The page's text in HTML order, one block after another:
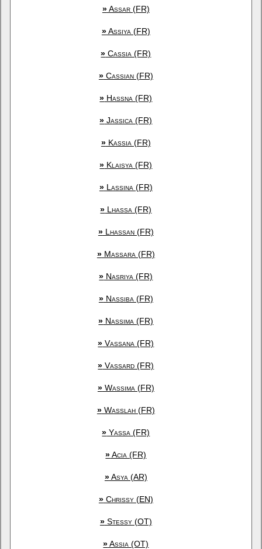
»Assar (FR)
»Assiya (FR)
» Cassia (FR)
»Cassian (FR)
» Hassna (FR)
» Jassica (FR)
»Kassia (FR)
» Klaisya (FR)
»Lassina (FR)
» Lhassa (FR)
»Lhassan (FR)
»Massara (FR)
» Nasriya (FR)
»Nassiba (FR)
» Nassima (FR)
» Vassana (FR)
» Vassard (FR)
»Wassima (FR)
»Wasslah (FR)
» Yassa (FR)
»Acia (FR)
»Asya (AR)
»Chrissy (EN)
»Stessy (OT)
»Assia (OT)